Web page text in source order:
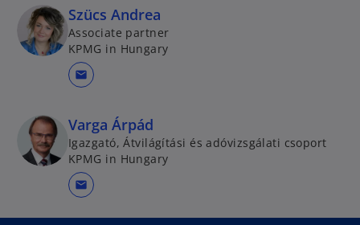
Szücs Andrea
Associate partner
KPMG in Hungary
mail
Varga Árpád
Igazgató, Átvilágítási és adóvizsgálati csoport
KPMG in Hungary
mail